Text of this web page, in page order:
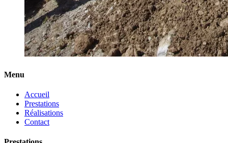
Menu
Accueil
Prestations
Réalisations
Contact